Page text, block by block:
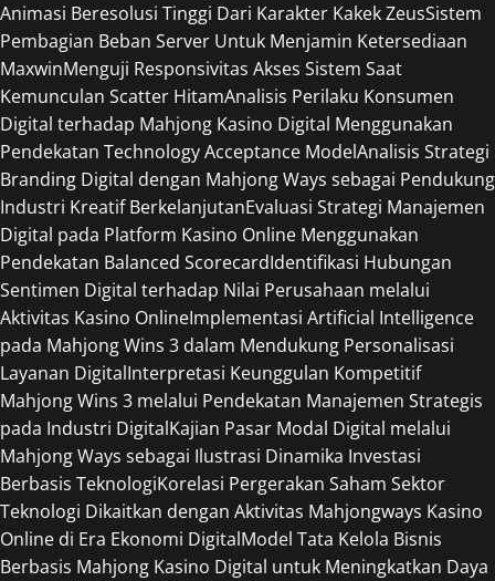
Animasi Beresolusi Tinggi Dari Karakter Kakek ZeusSistem
Pembagian Beban Server Untuk Menjamin Ketersediaan
MaxwinMenguji Responsivitas Akses Sistem Saat
Kemunculan Scatter HitamAnalisis Perilaku Konsumen
Digital terhadap Mahjong Kasino Digital Menggunakan
Pendekatan Technology Acceptance ModelAnalisis Strategi
Branding Digital dengan Mahjong Ways sebagai Pendukung
Industri Kreatif BerkelanjutanEvaluasi Strategi Manajemen
Digital pada Platform Kasino Online Menggunakan
Pendekatan Balanced ScorecardIdentifikasi Hubungan
Sentimen Digital terhadap Nilai Perusahaan melalui
Aktivitas Kasino OnlineImplementasi Artificial Intelligence
pada Mahjong Wins 3 dalam Mendukung Personalisasi
Layanan DigitalInterpretasi Keunggulan Kompetitif
Mahjong Wins 3 melalui Pendekatan Manajemen Strategis
pada Industri DigitalKajian Pasar Modal Digital melalui
Mahjong Ways sebagai Ilustrasi Dinamika Investasi
Berbasis TeknologiKorelasi Pergerakan Saham Sektor
Teknologi Dikaitkan dengan Aktivitas Mahjongways Kasino
Online di Era Ekonomi DigitalModel Tata Kelola Bisnis
Berbasis Mahjong Kasino Digital untuk Meningkatkan Daya